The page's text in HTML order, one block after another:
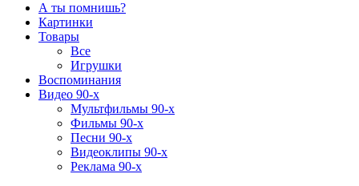
А ты помнишь?
Картинки
Товары
Все
Игрушки
Воспоминания
Видео 90-х
Мультфильмы 90-х
Фильмы 90-х
Песни 90-х
Видеоклипы 90-х
Реклама 90-х